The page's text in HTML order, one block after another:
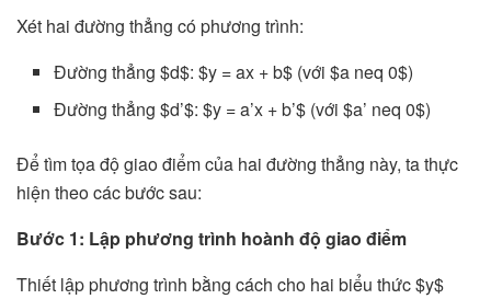
Xét hai đường thẳng có phương trình:
Đường thẳng $d$: $y = ax + b$ (với $a neq 0$)
Đường thẳng $d’$: $y = a’x + b’$ (với $a’ neq 0$)
Để tìm tọa độ giao điểm của hai đường thẳng này, ta thực
hiện theo các bước sau:
Bước 1: Lập phương trình hoành độ giao điểm
Thiết lập phương trình bằng cách cho hai biểu thức $y$